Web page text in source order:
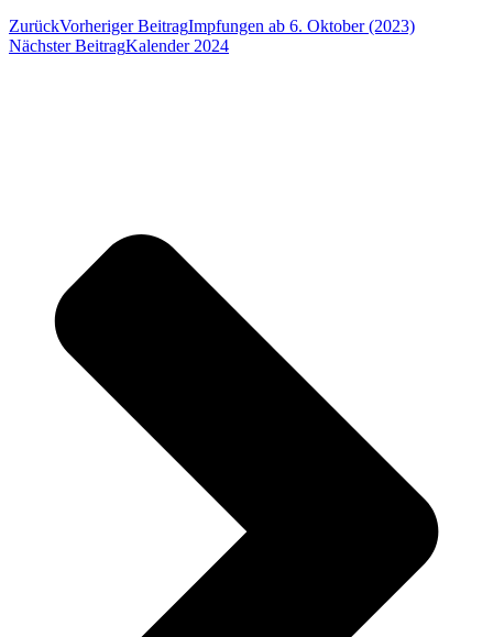
ZurückVorheriger BeitragImpfungen ab 6. Oktober (2023)
Nächster BeitragKalender 2024